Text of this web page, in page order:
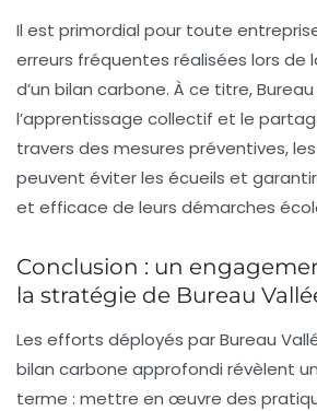
Il est primordial pour toute
erreurs fréquentes réalisées lors de
d’un bilan carbone. À ce titre,
l’apprentissage collectif et le
travers des mesures préventives,
peuvent éviter les écueils et garantir
et efficace de leurs démarches
Conclusion : un
la stratégie de Bureau
Les efforts déployés par Bureau
bilan carbone approfondi révèlent
terme : mettre en œuvre des